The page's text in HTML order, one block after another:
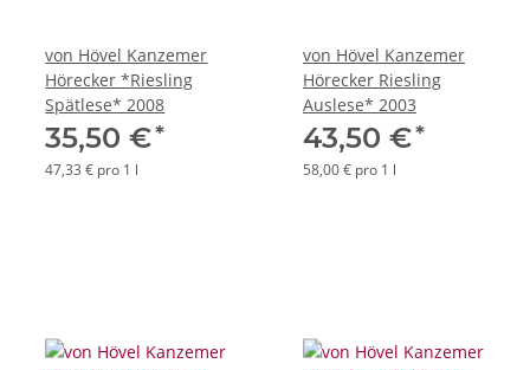
von Hövel Kanzemer
Hörecker *Riesling
Spätlese* 2008
35,50 €*
47,33 € pro 1 l
von Hövel Kanzemer
Hörecker Riesling
Auslese* 2003
43,50 €*
58,00 € pro 1 l